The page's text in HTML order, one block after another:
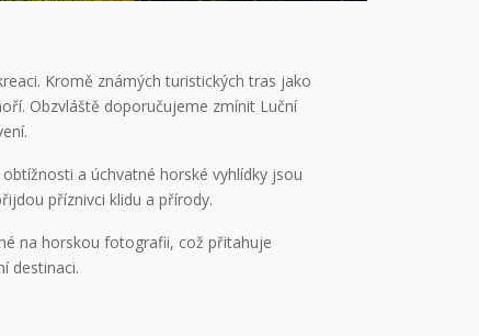
Kromě známých turistických tras jako
Obzvláště doporučujeme zmínit Luční
a úchvatné horské vyhlídky jsou
příznivci klidu a přírody.
na horskou fotografii, což přitahuje
destinaci.